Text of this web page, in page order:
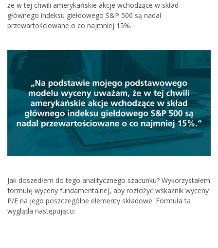
że w tej chwili amerykańskie akcje wchodzące w skład
głównego indeksu giełdowego S&P 500 są nadal
przewartościowane o co najmniej 15%.
Jak doszedłem do tego analitycznego szacunku? Wykorzystałem
formułę wyceny fundamentalnej, aby rozłożyć wskaźnik wyceny
P/E na jego poszczególne elementy składowe. Formuła ta
wygląda następująco: